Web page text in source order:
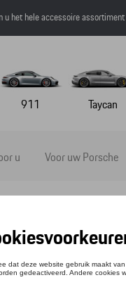
u het hele accessoire
911 Taycan
u Voor uw Porsche